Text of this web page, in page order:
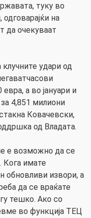
туку во
на
да очекуваат
удари од
евра, а во јануари и
4,851 милиони
Ковачевски,
од Владата.
е возможно да се
Кога имате
обновливи извори, а
да се враќате
тешко. Ако со
во функција ТЕЦ